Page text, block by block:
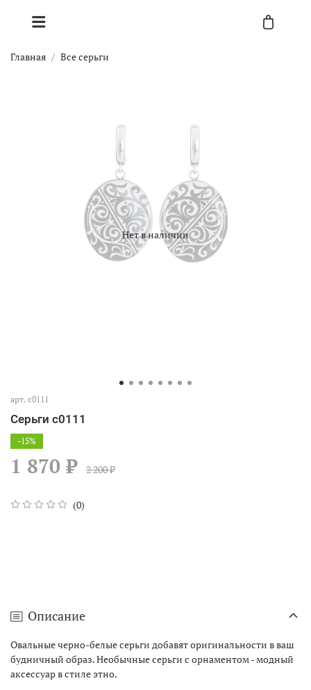
Главная Все серьги
Нет в наличии
арт. с0111
Серьги с0111
(0)
-15%
1 870 ₽ 2 200 ₽
Описание
Овальные черно-белые серьги добавят оригинальности в ваш
будничный образ. Необычные серьги с орнаментом - модный
аксессуар в стиле этно.